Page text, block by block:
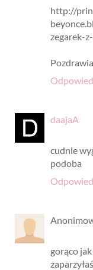
http://
zegarek-
daajaA
cudnie
podoba
gorąco